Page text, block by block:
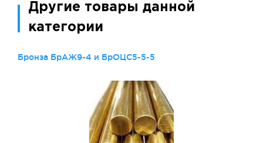
Другие товары данной
категории
Бронза БрАЖ9-4 и БрОЦС5-5-5